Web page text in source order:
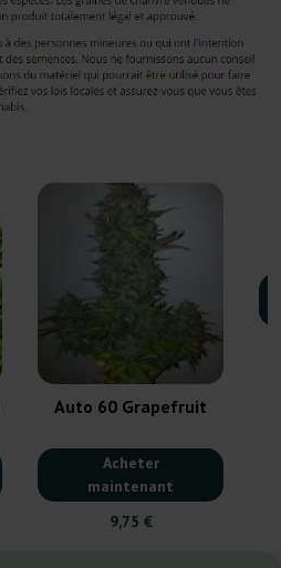
Auto 60 Grapefruit
Acheter
maintenant
9,75 €